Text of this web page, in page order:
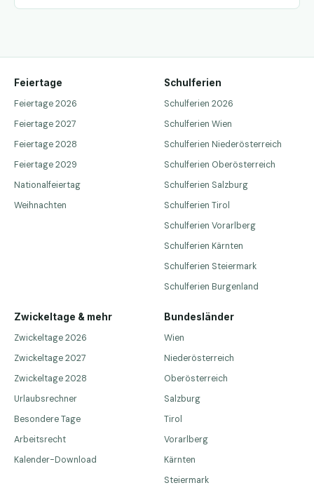
Feiertage
Feiertage 2026
Feiertage 2027
Feiertage 2028
Feiertage 2029
Nationalfeiertag
Weihnachten
Schulferien
Schulferien 2026
Schulferien Wien
Schulferien Niederösterreich
Schulferien Oberösterreich
Schulferien Salzburg
Schulferien Tirol
Schulferien Vorarlberg
Schulferien Kärnten
Schulferien Steiermark
Schulferien Burgenland
Zwickeltage & mehr
Zwickeltage 2026
Zwickeltage 2027
Zwickeltage 2028
Urlaubsrechner
Besondere Tage
Arbeitsrecht
Kalender-Download
Bundesländer
Wien
Niederösterreich
Oberösterreich
Salzburg
Tirol
Vorarlberg
Kärnten
Steiermark